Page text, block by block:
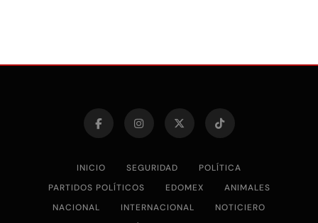
INICIO SEGURIDAD
POLÍTICA
PARTIDOS POLÍTICOS
EDOMEX
ANIMALES
NACIONAL
INTERNACIONAL
NOTICIERO